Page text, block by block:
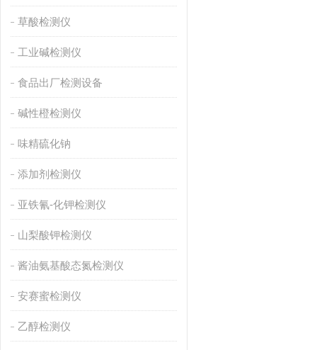
草酸检测仪
工业碱检测仪
食品出厂检测设备
碱性橙检测仪
味精硫化钠
添加剂检测仪
亚铁氰-化钾检测仪
山梨酸钾检测仪
酱油氨基酸态氮检测仪
安赛蜜检测仪
乙醇检测仪